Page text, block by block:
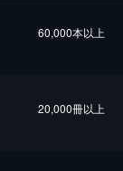
60,000本以上
20,000冊以上